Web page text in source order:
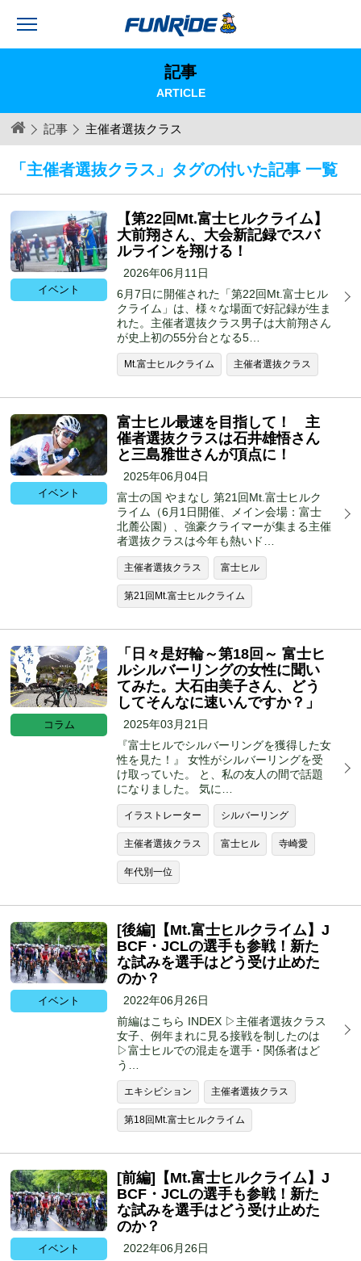
記事
ARTICLE
記事 主催者選抜クラス
「主催者選抜クラス」タグの付いた記事 一覧
イベント
【第22回Mt.富士ヒルクライム】
大前翔さん、大会新記録でスバ
ルラインを翔ける！
2026年06月11日
6月7日に開催された「第22回Mt.富士ヒル
クライム」は、様々な場面で好記録が生ま
れた。主催者選抜クラス男子は大前翔さん
が史上初の55分台となる5…
Mt.富士ヒルクライム 主催者選抜クラス
イベント
富士ヒル最速を目指して！ 主
催者選抜クラスは石井雄悟さん
と三島雅世さんが頂点に！
2025年06月04日
富士の国 やまなし 第21回Mt.富士ヒルク
ライム（6月1日開催、メイン会場：富士
北麓公園）、強豪クライマーが集まる主催
者選抜クラスは今年も熱いド…
主催者選抜クラス 富士ヒル
第21回Mt.富士ヒルクライム
コラム
「日々是好輪～第18回～ 富士ヒ
ルシルバーリングの女性に聞い
てみた。大石由美子さん、どう
してそんなに速いんですか？」
2025年03月21日
『富士ヒルでシルバーリングを獲得した女
性を見た！』 女性がシルバーリングを受
け取っていた。 と、私の友人の間で話題
になりました。 気に…
イラストレーター シルバーリング
主催者選抜クラス 富士ヒル 寺崎愛
年代別一位
イベント
[後編]【Mt.富士ヒルクライム】J
BCF・JCLの選手も参戦！新た
な試みを選手はどう受け止めた
のか？
2022年06月26日
前編はこちら INDEX ▷主催者選抜クラス
女子、例年まれに見る接戦を制したのは
▷富士ヒルでの混走を選手・関係者はど
う…
エキシビション 主催者選抜クラス
第18回Mt.富士ヒルクライム
イベント
[前編]【Mt.富士ヒルクライム】J
BCF・JCLの選手も参戦！新た
な試みを選手はどう受け止めた
のか？
2022年06月26日